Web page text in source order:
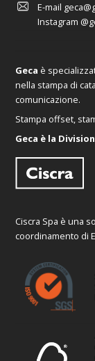
E-mail
Instagram
Geca è
nella stampa di
comunicazione.
Stampa offset,
Geca è la
Ciscra Spa è una
coordinamento di